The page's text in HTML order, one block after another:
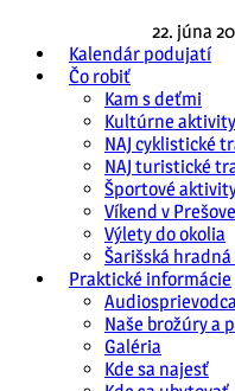
22. júna
Kalendár podujatí
Čo robiť
Kam s deťmi
Kultúrne aktivity
NAJ cyklistické
NAJ turistické
Športové
Víkend v Prešove
Výlety do okolia
Šarišská hradná
Praktické informácie
Audiosprievodca
Naše brožúry a
Galéria
Kde sa najesť